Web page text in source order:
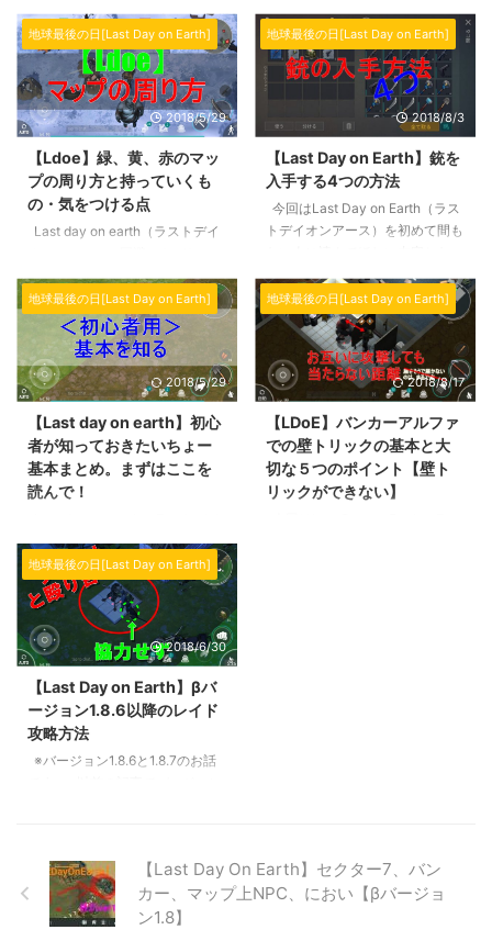
地球最後の日[Last Day on Earth]
2018/5/29
【Ldoe】緑、黄、赤のマッ
プの周り方と持っていくも
の・気をつける点
Last day on earth（ラストデイ
がマップの周回です。 木や石な
ど素材を集める レイダーズイベ
ントのタスク（条件）をクリアす
る この2つが現状ではメインにな
ります。 ただ単純に周回すると
書きましたが、それぞれのマップ
にはある程度特徴があるのです。
例えば緑ピンのままの立ち回りで
赤ピンへ行くとロストするか逃げ
たなくてはならなくなるでしょ
う。 そこで今回は初心者の方で
ます。 始めてマップに出る時や
...
地球最後の日[Last Day on Earth]
2018/8/3
【Last Day on Earth】銃を
入手する4つの方法
今回はLast Day on Earth（ラス
トデイオンアース）を初めて間も
アップデートで新規プレーヤーさ
んが増えて、よく質問されるので
記事として作ってみました。 こ
のゲーム、最初は簡単な近接武器
でボコボコ殴り合うと思います
が、ある程度進むと銃の存在に気
が付きます。遠距離で攻撃できる
上、連射も出来る銃。魅力的です
よね。 ですが、最初は中々銃っ
て手にいらないものです。 持っ
地球最後の日[Last Day on Earth]
2018/5/29
【Last day on earth】初心
者が知っておきたいちょー
基本まとめ。まずはここを
読んで！
オンアース）は「サバイバル×ゾ
ンビ×クラフト」として海外では
かなり人気スマホゲームです。で
すが現在（2018/5）は日本語対
応しておらず、そこにハードルを
感じてやめてしまう人も少なくあ
ルールが分からないと行き残って
いけませんし、続けようとも思え
ないですよね。 そこで今回は初
心者が最初に知っておきたいLast
地球最後の日[Last Day on Earth]
2018/8/17
【LDoE】バンカーアルファ
での壁トリックの基本と大
切な５つのポイント【壁ト
リックができない】
地球最後の日[Last Day on Earth]
2018/6/30
【Last Day on Earth】βバ
ージョン1.8.6以降のレイド
攻略方法
※バージョン1.8.6と1.8.7のお話
デート情報【v.1.8.7】 そこから何
度か立ち回った結果、今回紹介す
る内容がベストではないですが、
【Last Day On Earth】セクター7、バン
カー、マップ上NPC、におい【βバージョ
ン1.8】